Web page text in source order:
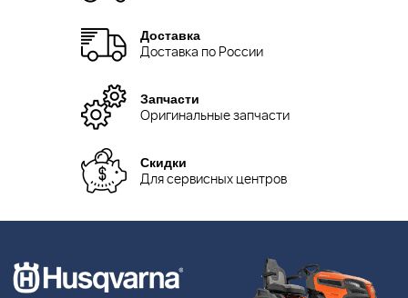
Доставка
Доставка по России
Запчасти
Оригинальные запчасти
Скидки
Для сервисных центров